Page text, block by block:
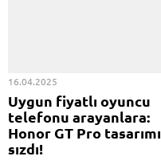
16.04.2025
Uygun fiyatlı oyuncu
telefonu arayanlara:
Honor GT Pro tasarımı
sızdı!